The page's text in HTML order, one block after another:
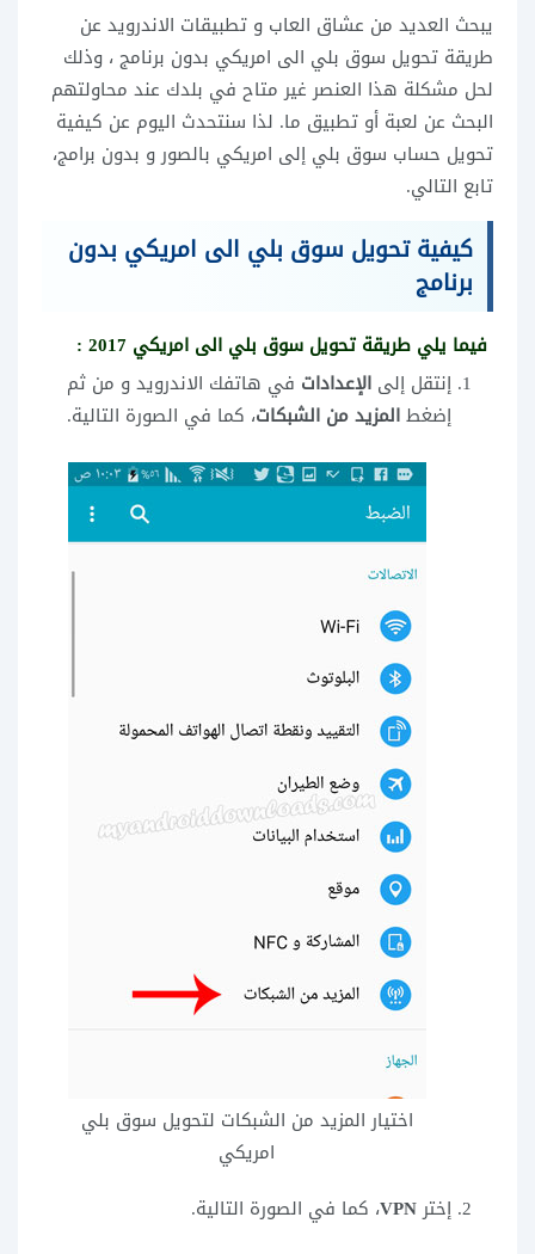
يبحث العديد من عشاق العاب و تطبيقات الاندرويد عن
طريقة تحويل سوق بلي الى امريكي بدون برنامج ، وذلك
لحل مشكلة هذا العنصر غير متاح في بلدك عند محاولتهم
البحث عن لعبة أو تطبيق ما. لذا سنتحدث اليوم عن كيفية
تحويل حساب سوق بلي إلى امريكي بالصور و بدون برامج،
تابع التالي.
كيفية تحويل سوق بلي الى امريكي بدون
برنامج
فيما يلي طريقة تحويل سوق بلي الى امريكي 2017 :
إنتقل إلى الإعدادات في هاتفك الاندرويد و من ثم
إضغطالمزيد من الشبكات، كما في الصورة التالية.
اختيار المزيد من الشبكات لتحويل سوق بلي
امريكي
إختر
، كما في الصورة التالية.